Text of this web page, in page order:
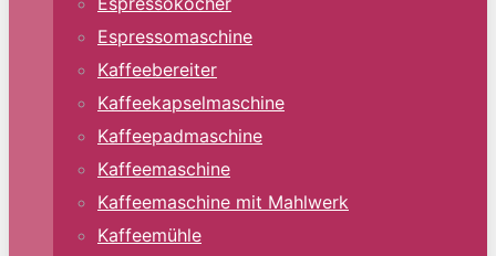
Espressomaschine
Kaffeebereiter
Kaffeekapselmaschine
Kaffeepadmaschine
Kaffeemaschine
Kaffeemaschine mit Mahlwerk
Kaffeemühle